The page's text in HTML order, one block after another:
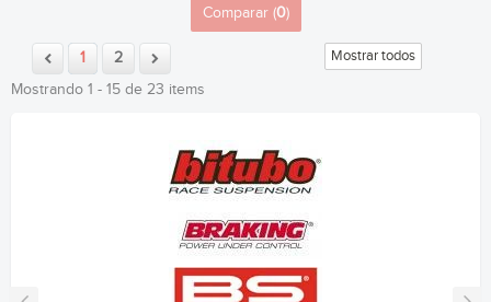
Comparar (0)
Mostrar todos
1
2
Mostrando 1 - 15 de 23 items